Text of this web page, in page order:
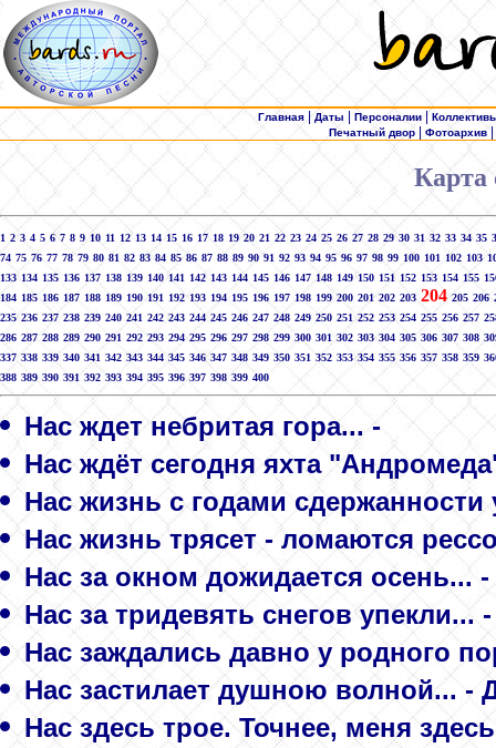
Главная| Даты Персоналии|
Печатный двор| Фотоархив
Карта
1 2 3 4 5 6 7 8 9 10 11 12 13 14 15 16 17 18 19 20 21 22 23 24 25 26 27 28 29 30 31 32 33 34 35
74 75 76 77 78 79 80 81 82 83 84 85 86 87 88 89 90 91 92 93 94 95 96 97 98 99 100 101 102 103
133 134 135 136 137 138 139 140 141 142 143 144 145 146 147 148 149 150 151 152 153 154 155
184 185 186 187 188 189 190 191 192 193 194 195 196 197 198 199 200 201 202 203 204 205 206
235 236 237 238 239 240 241 242 243 244 245 246 247 248 249 250 251 252 253 254 255 256 257
286 287 288 289 290 291 292 293 294 295 296 297 298 299 300 301 302 303 304 305 306 307 308
337 338 339 340 341 342 343 344 345 346 347 348 349 350 351 352 353 354 355 356 357 358 359
388 389 390 391 392 393 394 395 396 397 398 399 400
Нас ждет небритая гора... -
Нас ждёт сегодня яхта
Нас жизнь с годами сдержанности
Нас жизнь трясет - ломаются
Нас за окном дожидается осень...
Нас за тридевять снегов упекли...
Нас заждались давно у родного
Нас застилает душною волной... -
Нас здесь трое. Точнее, меня